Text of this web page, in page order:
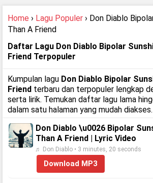
Home › Lagu Populer › Don Diablo
Than A Friend
Daftar Lagu Don Diablo Bipolar
Friend Terpopuler
Kumpulan lagu Don Diablo Bipolar
Friend terbaru dan terpopuler lengkap
serta lirik. Temukan daftar lagu lama
dalam satu halaman yang mudah diakses.
Don Diablo \u0026 Bipolar
Than A Friend | Lyric Video
♬ Don Diablo • 3 minutes, 20 seconds
Download MP3